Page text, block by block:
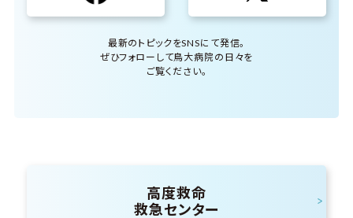
最新のトピックをSNSにて発信。
ぜひフォローして鳥大病院の日々を
ご覧ください。
高度救命
救急センター